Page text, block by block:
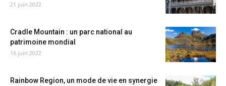
21 juin 2022
Cradle Mountain : un parc national au
patrimoine mondial
16 juin 2022
Rainbow Region, un mode de vie en synergie